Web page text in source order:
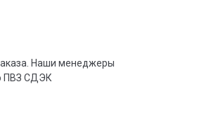
Наши менеджеры
ПВЗ СДЭК